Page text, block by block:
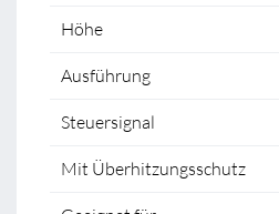
Höhe
Ausführung
Steuersignal
Mit Überhitzungsschutz